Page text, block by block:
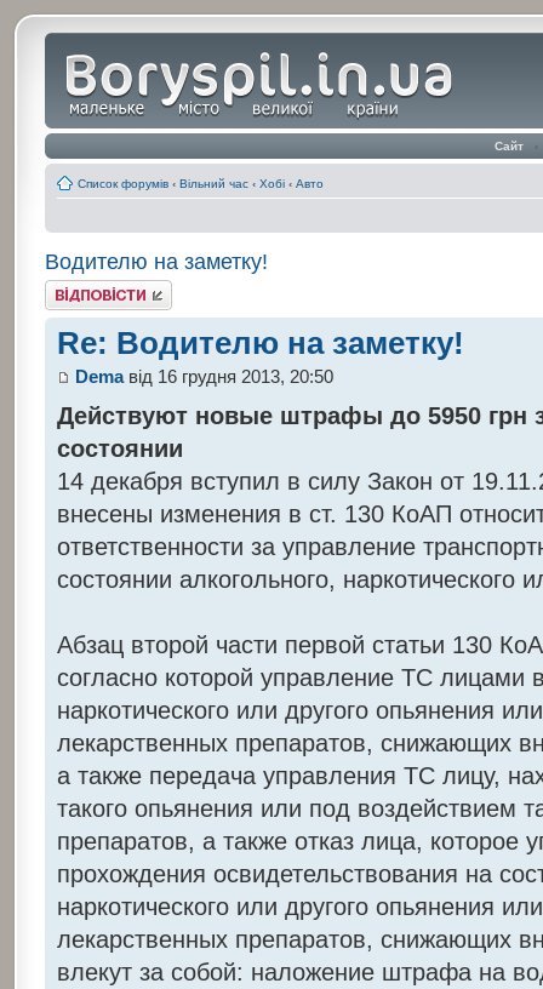
Сайт ‹
Список форумів ‹ Вільний час ‹ Хобі ‹ Авто
Водителю на заметку!
Відповісти
Re: Водителю на заметку!
Demaвід 16 грудня 2013, 20:50
Действуют новые штрафы до 5950 грн
состоянии
14 декабря вступил в силу Закон от
внесены изменения в ст. 130 КоАП
ответственности за управление
состоянии алкогольного, наркотического
Абзац второй части первой статьи 130
согласно которой управление ТС лицами
наркотического или другого опьянения
лекарственных препаратов, снижающих
а также передача управления ТС лицу,
такого опьянения или под воздействием
препаратов, а также отказ лица, которое
прохождения освидетельствования на
наркотического или другого опьянения
лекарственных препаратов, снижающих
влекут за собой: наложение штрафа на